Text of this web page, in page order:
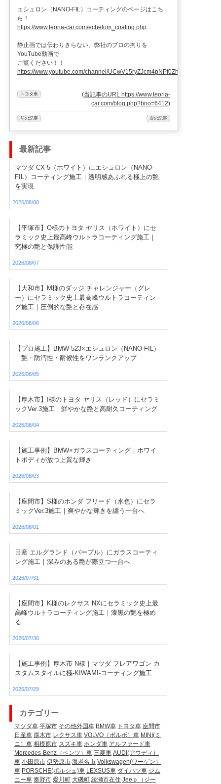
エシュロン（NANO-FIL）コーティングのページはこち
ら！
https://www.teoria-car.com/echelom_coating.php
静止画では伝わりきらない、弊社のプロの拘りを
YouTube動画で
ご覧ください！！
https://www.youtube.com/channel/UCwV15ryZJcm4pNPf0ZhXu9g
トヨタ車 (当記事のURL https://www.teoria-
car.com/blog.php?bno=6412)
前の記事 次の記事
最新記事
マツダ CX-5（ホワイト）にエシュロン（NANO-
FIL）コーティング施工｜透明感あふれる極上の艶
を実現
2026/08/08
【平塚市】O様のトヨタ ヤリス（ホワイト）にセ
ラミック史上最高峰ウルトラコーティング施工｜
究極の艶と保護性能
2026/08/07
【大和市】M様のダッジ チャレンジャー（グレ
ー）にセラミック史上最高峰ウルトラコーティン
グ施工｜圧倒的な艶と存在感
2026/08/06
【プロ施工】BMW 523×エシュロン（NANO-FIL）
｜艶・防汚性・耐候性をワンランクアップ
2026/08/05
【厚木市】I様のトヨタ ヤリス（レッド）にセラミ
ックVer.3施工｜鮮やかな艶と高耐久コーティング
2026/08/04
【施工事例】BMW×ガラスコーティング｜ホワイ
トボディが放つ上質な輝き
2026/08/03
【座間市】S様のホンダ フリード（水色）にセラ
ミックVer.3施工｜爽やかな輝きを纏う一台へ
2026/08/01
日産 エルグランド（パープル）にガラスコーティ
ング施工｜深みのある艶が際立つ一台へ
2026/07/31
【座間市】K様のレクサス NXにセラミック史上最
高峰ウルトラコーティング施工｜漆黒の艶を極め
る
2026/07/30
【施工事例】厚木市 N様｜マツダ フレアワゴン カ
スタムスタイルに極-KIWAMI-コーティング施工
2026/07/29
カテゴリー
マツダ車 平塚市 その他外国車 BMW車 トヨタ車 座間市
日産車 厚木市 レクサス車 VOLVO（ボルボ）車 MINI(ミ
ニ）車 相模原市 スズキ車 ホンダ車 アルファード車
Mercedes-Benz（ベンツ）車 三菱車 AUDI(アウディ）
車 小田原市 伊勢原市 海老名市 Volkswagen(ワーゲン）
車 PORSCHE(ポルシェ)車 LEXSUS車 ダイハツ車 ジム
ニー車 秦野市 愛川町 大磯町 綾瀬市在住 Jeeｐ（ジー